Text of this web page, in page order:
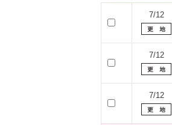
7/12
7/12
7/12